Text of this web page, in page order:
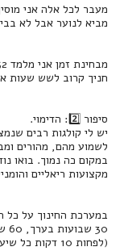
מעבר לכל אלה אני
מביא לנוער אבל לא
חניך קרוב לשש שעות אימון
סיפור 2️⃣: הדימוי.
יש לי קולגות רבים
לשמוע מהם, מהורים
במקום כה נמוך. בואו
מקצועות ריאליים
(לפחות 10 דקות כל שיעור מתבזבזות) = 2100 דקות = 35 שעות עגולות.